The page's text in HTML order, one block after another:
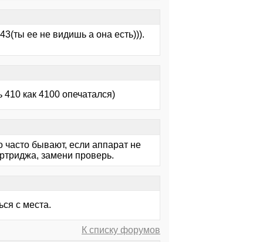
ее не видишь а она есть))).
410 как 4100 опечатался)
часто бывают, если аппарат не
замени проверь.
с места.
К списку форумов